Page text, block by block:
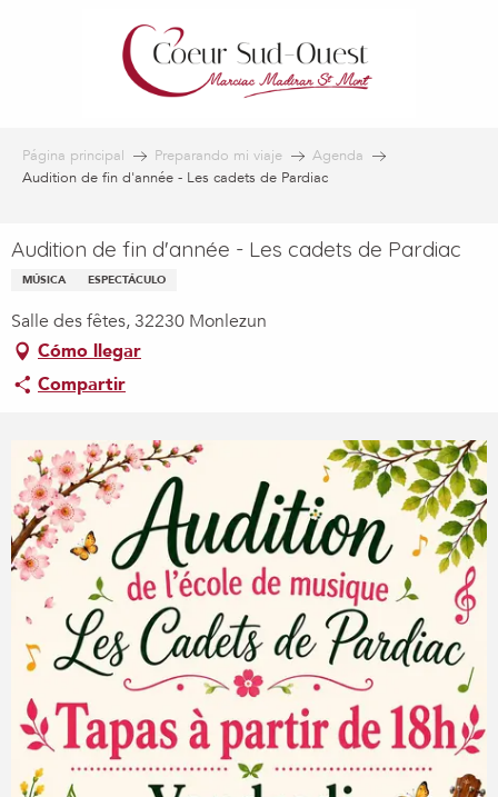
Página principal Preparando mi viaje
Agenda
Audition de fin d'année - Les cadets de Pardiac
Audition de fin d'année - Les cadets de Pardiac
MÚSICA ESPECTÁCULO
Salle des fêtes, 32230 Monlezun
Cómo llegar
Compartir